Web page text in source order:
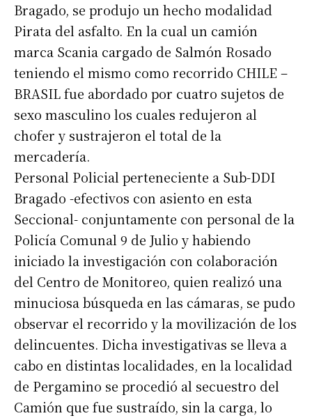
Número de teléfono
Bragado, se produjo un hecho modalidad
Pirata del asfalto. En la cual un camión
marca Scania cargado de Salmón Rosado
teniendo el mismo como recorrido CHILE –
BRASIL fue abordado por cuatro sujetos de
sexo masculino los cuales redujeron al
chofer y sustrajeron el total de la
mercadería.
Personal Policial perteneciente a Sub-DDI
Bragado -efectivos con asiento en esta
Seccional- conjuntamente con personal de la
Policía Comunal 9 de Julio y habiendo
iniciado la investigación con colaboración
del Centro de Monitoreo, quien realizó una
minuciosa búsqueda en las cámaras, se pudo
observar el recorrido y la movilización de los
delincuentes. Dicha investigativas se lleva a
cabo en distintas localidades, en la localidad
de Pergamino se procedió al secuestro del
Camión que fue sustraído, sin la carga, lo